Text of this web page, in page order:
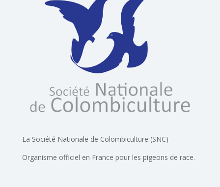
La Société Nationale de Colombiculture (SNC)
Organisme officiel en France pour les pigeons de race.